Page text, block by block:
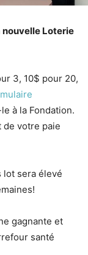
nouvelle Loterie
3, 10$ pour 20,
à la Fondation.
de votre paie
lot sera élevé
gagnante et
santé